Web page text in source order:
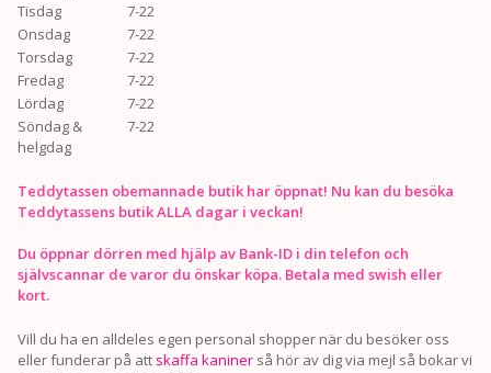
Tisdag
7-22
Onsdag
7-22
Torsdag
7-22
Fredag
7-22
Lördag
7-22
Söndag &
helgdag
7-22
Teddytassen obemannade butik har öppnat! Nu kan du besöka
Teddytassens butik ALLA dagar i veckan!
Du öppnar dörren med hjälp av Bank-ID i din telefon och
självscannar de varor du önskar köpa. Betala med swish eller
kort.
Vill du ha en alldeles egen personal shopper när du besöker oss
eller funderar på att skaffa kaniner så hör av dig via mejl så bokar vi